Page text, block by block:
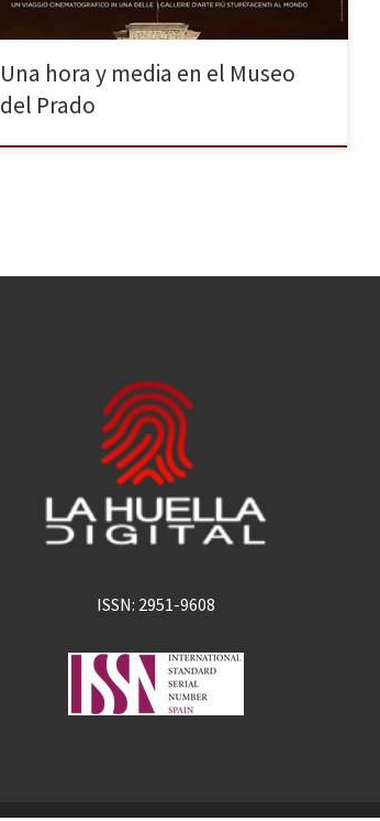
Una hora y media en el Museo
del Prado
ISSN: 2951-9608